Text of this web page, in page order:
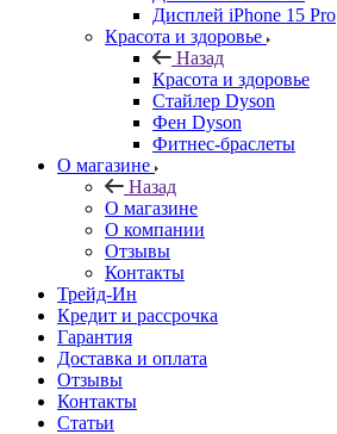
Дисплей iPhone 15 Pro
Красота и здоровье
Назад
Красота и здоровье
Стайлер Dyson
Фен Dyson
Фитнес-браслеты
О магазине
Назад
О магазине
О компании
Отзывы
Контакты
Трейд-Ин
Кредит и рассрочка
Гарантия
Доставка и оплата
Отзывы
Контакты
Статьи